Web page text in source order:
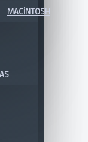
MACINTOSH